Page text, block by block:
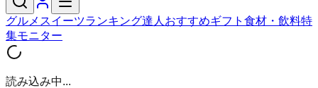
グルメ スイーツランキング達人おすすめギフト 食材・飲料特
集モニター
読み込み中...